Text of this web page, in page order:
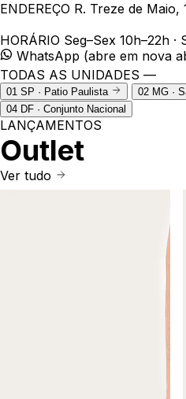
ENDEREÇO R. Treze de Maio,
HORÁRIO Seg–Sex 10h–22h ·
WhatsApp (abre em nova
TODAS AS UNIDADES —
01 SP · Patio Paulista 02 MG ·
04 DF · Conjunto Nacional
LANÇAMENTOS
Outlet
Ver tudo